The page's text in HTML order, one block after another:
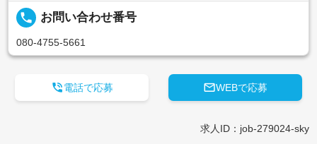
local_phone お問い合わせ番号
080-4755-5661
WEBで応募
電話で応募
求人ID：job-279024-sky